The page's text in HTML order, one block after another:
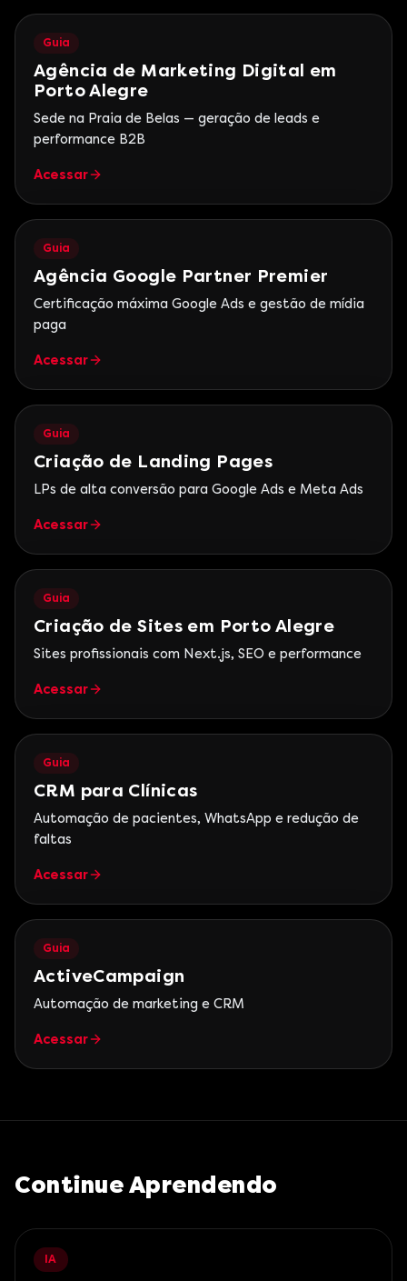
Guia
Agência de Marketing Digital em
Porto Alegre
Sede na Praia de Belas — geração de leads e
performance B2B
Acessar
Guia
Agência Google Partner Premier
Certificação máxima Google Ads e gestão de mídia
paga
Acessar
Guia
Criação de Landing Pages
LPs de alta conversão para Google Ads e Meta Ads
Acessar
Guia
Criação de Sites em Porto Alegre
Sites profissionais com Next.js, SEO e performance
Acessar
Guia
CRM para Clínicas
Automação de pacientes, WhatsApp e redução de
faltas
Acessar
Guia
ActiveCampaign
Automação de marketing e CRM
Acessar
Continue Aprendendo
IA